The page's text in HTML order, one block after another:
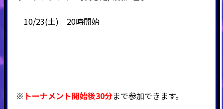
10/23(土) 20時開始
※ トーナメント開始後30分まで参加できます。